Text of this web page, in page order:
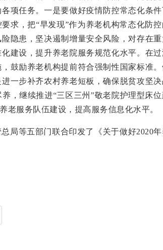
项任务。一是要做好疫情防控常态化条
求，把“早发现”作为养老机构常态化防控
隐患，坚决遏制增量安全风险，对存在
建设，提升养老院服务规范化水平。在过
鼓励养老机构提前符合强制性国家标准
一步补齐农村养老短板，确保脱贫攻坚决
，继续推进“三区三州”敬老院护理型床
老服务队伍建设，提高服务信息化水平。
等五部门联合印发了《关于做好2020年